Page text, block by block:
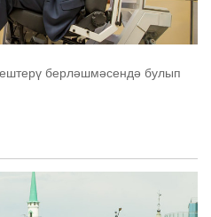
берләшмәсендә булып